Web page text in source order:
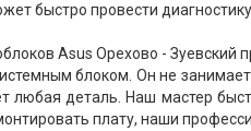
быстро провести
Asus Орехово - Зуевский
блоком. Он не
любая деталь. Наш мастер
плату, наши